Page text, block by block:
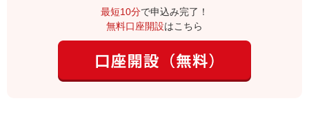
最短10分で申込み完了！
無料口座開設はこちら